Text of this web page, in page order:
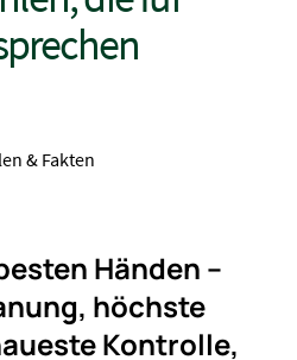
& Fakten
Händen –
höchste
Kontrolle,